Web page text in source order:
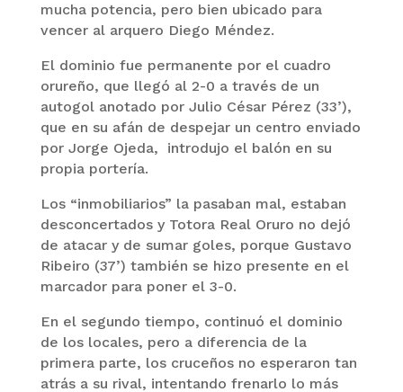
mucha potencia, pero bien ubicado para
vencer al arquero Diego Méndez.
El dominio fue permanente por el cuadro
orureño, que llegó al 2-0 a través de un
autogol anotado por Julio César Pérez (33’),
que en su afán de despejar un centro enviado
por Jorge Ojeda, introdujo el balón en su
propia portería.
Los “inmobiliarios” la pasaban mal, estaban
desconcertados y Totora Real Oruro no dejó
de atacar y de sumar goles, porque Gustavo
Ribeiro (37’) también se hizo presente en el
marcador para poner el 3-0.
En el segundo tiempo, continuó el dominio
de los locales, pero a diferencia de la
primera parte, los cruceños no esperaron tan
atrás a su rival, intentando frenarlo lo más